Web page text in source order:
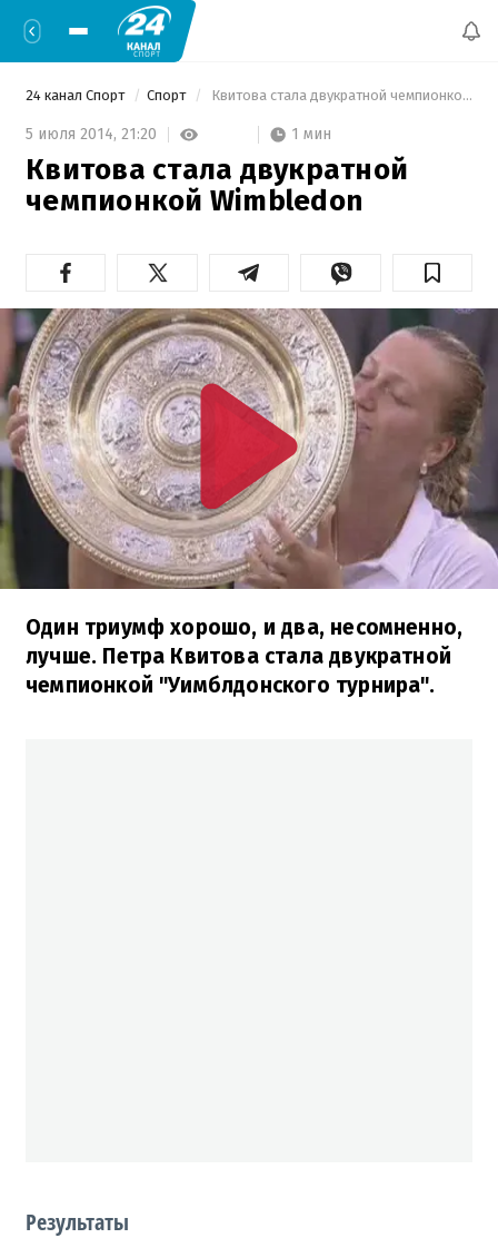
24 канал Спорт Спорт Квитова стала двукратной чемпионкой Wimbledon
5 июля 2014, 21:20 1 мин
Квитова стала двукратной
чемпионкой Wimbledon
Один триумф хорошо, и два, несомненно,
лучше. Петра Квитова стала двукратной
чемпионкой "Уимблдонского турнира".
Результаты